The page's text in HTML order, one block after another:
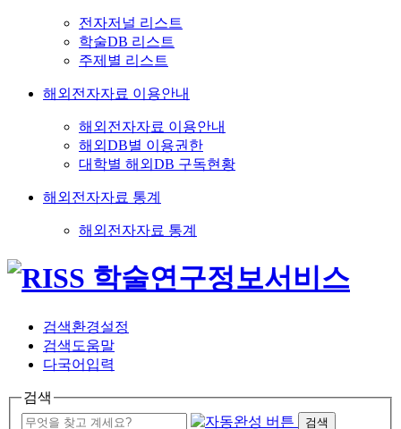
전자저널 리스트
학술DB 리스트
주제별 리스트
해외전자자료 이용안내
해외전자자료 이용안내
해외DB별 이용권한
대학별 해외DB 구독현황
해외전자자료 통계
해외전자자료 통계
검색환경설정
검색도움말
다국어입력
검색
검색